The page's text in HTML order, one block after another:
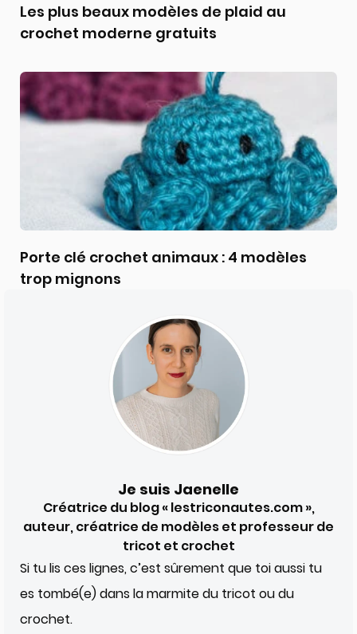
Les plus beaux modèles de plaid au
crochet moderne gratuits
Porte clé crochet animaux : 4 modèles
trop mignons
Je suis Jaenelle
Créatrice du blog « lestriconautes.com »,
auteur, créatrice de modèles et professeur de
tricot et crochet
Si tu lis ces lignes, c’est sûrement que toi aussi tu
es tombé(e) dans la marmite du tricot ou du
crochet.